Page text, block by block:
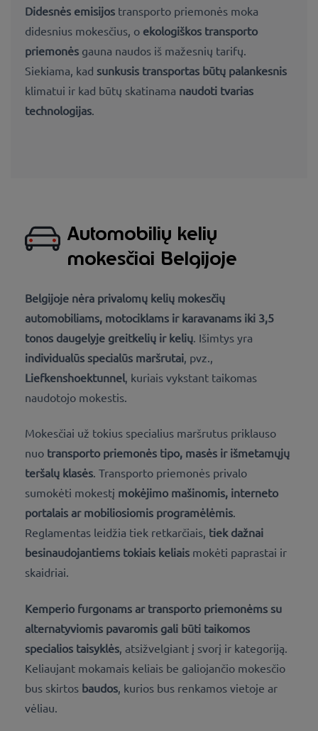
Didesnės emisijos transporto priemonės moka
didesnius mokesčius, o ekologiškos transporto
priemonės gauna naudos iš mažesnių tarifų.
Siekiama, kad sunkusis transportas būtų palankesnis
klimatui ir kad būtų skatinama naudoti tvarias
technologijas.
Automobilių kelių
mokesčiai Belgijoje
Belgijoje nėra privalomų kelių mokesčių
automobiliams, motociklams ir karavanams iki 3,5
tonos daugelyje greitkelių ir kelių . Išimtys yra
individualūs specialūs maršrutai , pvz.,
Liefkenshoektunnel , kuriais vykstant taikomas
naudotojo mokestis
Mokesčiai už tokius specialius maršrutus priklauso
nuo transporto priemonės tipo, masės ir išmetamųjų
teršalų klasės. Transporto priemonės privalo
sumokėti mokestį mokėjimo mašinomis, interneto
portalais ar mobiliosiomis programėlėmis.
Reglamentas leidžia tiek retkarčiais, tiek dažnai
besinaudojantiems tokiais keliais mokėti paprastai ir
skaidriai.
Kemperio furgonams ar transporto priemonėms su
alternatyviomis pavaromis gali būti taikomos
specialios taisyklės , atsižvelgiant į svorį ir kategoriją.
Keliaujant mokamais keliais be galiojančio mokesčio
bus skirtos baudos , kurios bus renkamos vietoje ar
vėliau.